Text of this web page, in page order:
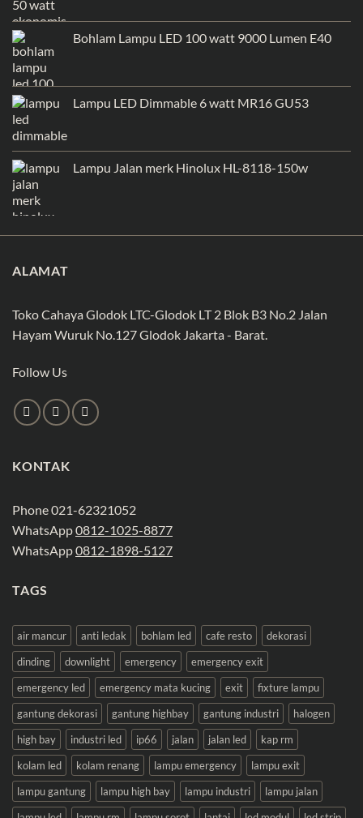
Bohlam Lampu LED 100 watt 9000 Lumen E40
Lampu LED Dimmable 6 watt MR16 GU53
Lampu Jalan merk Hinolux HL-8118-150w
ALAMAT
Toko Cahaya Glodok LTC-Glodok LT 2 Blok B3 No.2 Jalan
Hayam Wuruk No.127 Glodok Jakarta - Barat.
Follow Us
KONTAK
Phone 021-62321052
WhatsApp0812-1025-8877
WhatsApp0812-1898-5127
TAGS
air mancur anti ledak bohlam led cafe resto
dekorasi
dinding
downlight emergency
emergency exit
emergency led
emergency mata kucing exit
fixture lampu
gantung dekorasi
gantung highbay gantung industri
halogen
high bay
industri led ip66 jalan jalan led
kap rm
kolam led
kolam renang lampu emergency
lampu exit
lampu gantung
lampu high bay lampu industri
lampu jalan